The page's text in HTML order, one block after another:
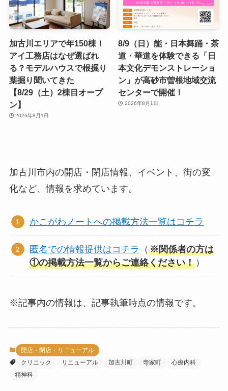
加古川エリアで年150棟！
アイ工務店はなぜ選ばれ
る？モデルハウスで根掘り
葉掘り聞いてきた
【8/29（土）2棟目オープ
ン】
2026年8月1日
8/9（日）能・日本舞踊・茶
道・華道を体験できる「日
本文化デモンストレーショ
ン」が高砂市曽根地域交流
センターで開催！
2026年8月1日
加古川市内の開店・閉店情報、イベント、街の変
化など、情報を求めています。
かこがわノートへの掲載方法一覧はコチラ
匿名での情報提供はコチラ （※関係者の方は
①の掲載方法一覧からご連絡ください！ ）
※記事内の情報は、記事執筆時点の情報です。
開店・閉店・リニューアル
クリニック
リニューアル 加古川町 寺家町
心療内科
精神科